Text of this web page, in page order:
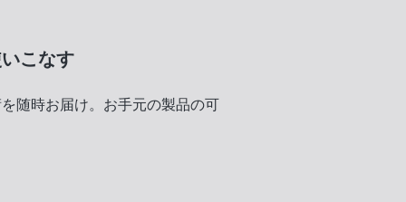
こなす
随時お届け。お手元の製品の可